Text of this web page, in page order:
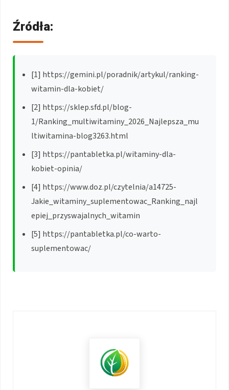
Źródła:
[1] https://gemini.pl/poradnik/artykul/ranking-
witamin-dla-kobiet/
[2] https://sklep.sfd.pl/blog-
1/Ranking_multiwitaminy_2026_Najlepsza_mu
ltiwitamina-blog3263.html
[3] https://pantabletka.pl/witaminy-dla-
kobiet-opinia/
[4] https://www.doz.pl/czytelnia/a14725-
Jakie_witaminy_suplementowac_Ranking_najl
epiej_przyswajalnych_witamin
[5] https://pantabletka.pl/co-warto-
suplementowac/